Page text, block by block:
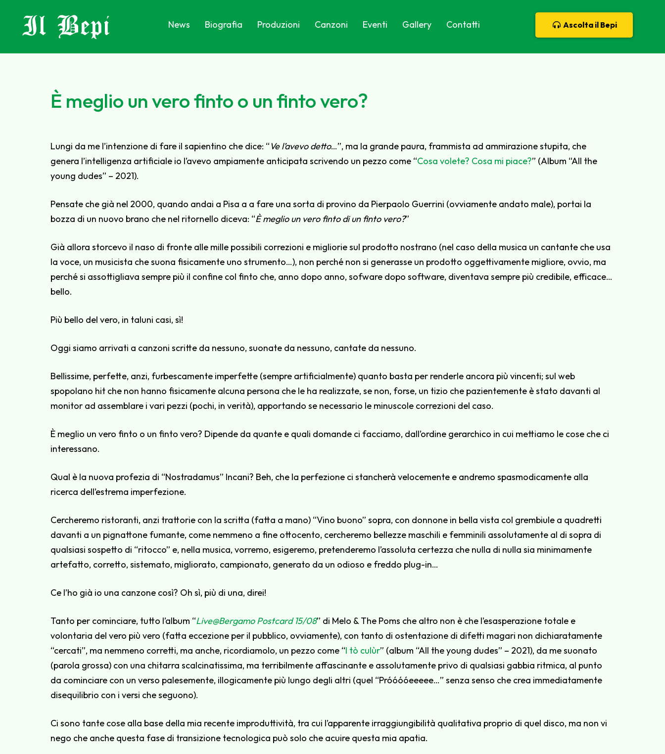
Il Bepi News Biografia Produzioni Canzoni Eventi Gallery Contatti Ascolta il Bepi
È meglio un vero finto o un finto vero?
Lungi da me l’intenzione di fare il sapientino che dice: “Ve l’avevo detto…”, ma la grande paura, frammista ad ammirazione stupita, che
genera l’intelligenza artificiale io l’avevo ampiamente anticipata scrivendo un pezzo come “Cosa volete? Cosa mi piace?” (Album “All the
young dudes” – 2021).
Pensate che già nel 2000, quando andai a Pisa a a fare una sorta di provino da Pierpaolo Guerrini (ovviamente andato male), portai la
bozza di un nuovo brano che nel ritornello diceva: “È meglio un vero finto di un finto vero?”
Già allora storcevo il naso di fronte alle mille possibili correzioni e migliorie sul prodotto nostrano (nel caso della musica un cantante che usa
la voce, un musicista che suona fisicamente uno strumento…), non perché non si generasse un prodotto oggettivamente migliore, ovvio, ma
perché si assottigliava sempre più il confine col finto che, anno dopo anno, sofware dopo software, diventava sempre più credibile, efficace…
bello.
Più bello del vero, in taluni casi, sì!
Oggi siamo arrivati a canzoni scritte da nessuno, suonate da nessuno, cantate da nessuno.
Bellissime, perfette, anzi, furbescamente imperfette (sempre artificialmente) quanto basta per renderle ancora più vincenti; sul web
spopolano hit che non hanno fisicamente alcuna persona che le ha realizzate, se non, forse, un tizio che pazientemente è stato davanti al
monitor ad assemblare i vari pezzi (pochi, in verità), apportando se necessario le minuscole correzioni del caso.
È meglio un vero finto o un finto vero? Dipende da quante e quali domande ci facciamo, dall’ordine gerarchico in cui mettiamo le cose che ci
interessano.
Qual è la nuova profezia di “Nostradamus” Incani? Beh, che la perfezione ci stancherà velocemente e andremo spasmodicamente alla
ricerca dell’estrema imperfezione.
Cercheremo ristoranti, anzi trattorie con la scritta (fatta a mano) “Vino buono” sopra, con donnone in bella vista col grembiule a quadretti
davanti a un pignattone fumante, come nemmeno a fine ottocento, cercheremo bellezze maschili e femminili assolutamente al di sopra di
qualsiasi sospetto di “ritocco” e, nella musica, vorremo, esigeremo, pretenderemo l’assoluta certezza che nulla di nulla sia minimamente
artefatto, corretto, sistemato, migliorato, campionato, generato da un odioso e freddo plug-in…
Ce l’ho già io una canzone così? Oh sì, più di una, direi!
Tanto per cominciare, tutto l’album “Live@Bergamo Postcard 15/08” di Melo & The Poms che altro non è che l’esasperazione totale e
volontaria del vero più vero (fatta eccezione per il pubblico, ovviamente), con tanto di ostentazione di difetti magari non dichiaratamente
“cercati”, ma nemmeno corretti, ma anche, ricordiamolo, un pezzo come “I tò culùr” (album “All the young dudes” – 2021), da me suonato
(parola grossa) con una chitarra scalcinatissima, ma terribilmente affascinante e assolutamente privo di qualsiasi gabbia ritmica, al punto
da cominciare con un verso palesemente, illogicamente più lungo degli altri (quel “Próóóóeeeee…” senza senso che crea immediatamente
disequilibrio con i versi che seguono).
Ci sono tante cose alla base della mia recente improduttività, tra cui l’apparente irraggiungibilità qualitativa proprio di quel disco, ma non vi
nego che anche questa fase di transizione tecnologica può solo che acuire questa mia apatia.